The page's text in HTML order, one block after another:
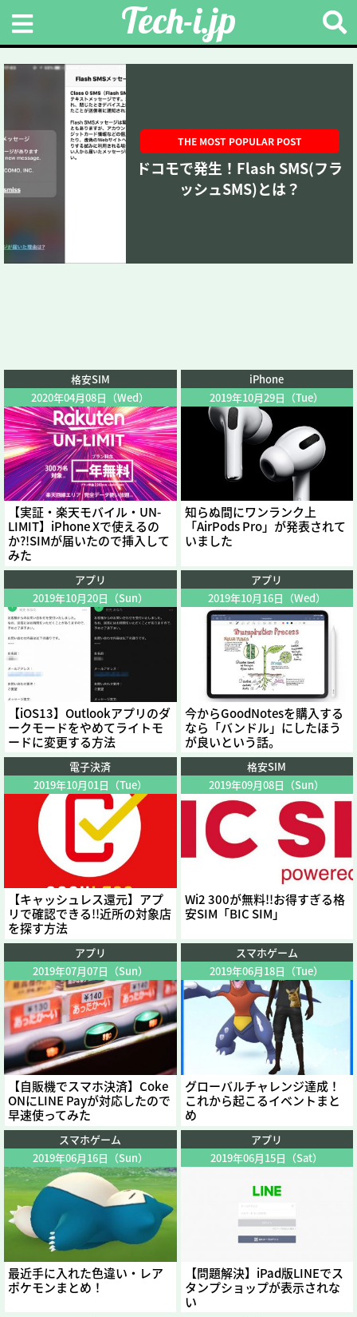
Tech-i.jp
THE MOST POPULAR POST
ドコモで発生！Flash SMS(フラ
ッシュSMS)とは？
格安SIM
2020年04月08日（Wed）
【実証・楽天モバイル・UN-
LIMIT】iPhone Xで使えるの
か?!SIMが届いたので挿入して
みた
iPhone
2019年10月29日（Tue）
知らぬ間にワンランク上
「AirPods Pro」が発表されて
いました
アプリ
2019年10月20日（Sun）
【iOS13】Outlookアプリのダ
ークモードをやめてライトモ
ードに変更する方法
アプリ
2019年10月16日（Wed）
今からGoodNotesを購入する
なら「バンドル」にしたほう
が良いという話。
電子決済
2019年10月01日（Tue）
【キャッシュレス還元】アプ
リで確認できる!!近所の対象店
を探す方法
格安SIM
2019年09月08日（Sun）
Wi2 300が無料!!お得すぎる格
安SIM「BIC SIM」
アプリ
2019年07月07日（Sun）
【自販機でスマホ決済】Coke
ONにLINE Payが対応したので
早速使ってみた
スマホゲーム
2019年06月18日（Tue）
グローバルチャレンジ達成！
これから起こるイベントまと
め
スマホゲーム
2019年06月16日（Sun）
最近手に入れた色違い・レア
ポケモンまとめ！
アプリ
2019年06月15日（Sat）
【問題解決】iPad版LINEでス
タンプショップが表示されな
い